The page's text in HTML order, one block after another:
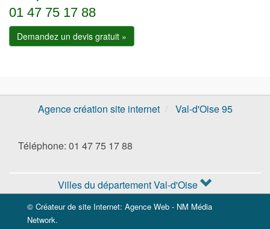
01 47 75 17 88
Demandez un devis gratuit »
Agence création site internet Val-d'Oise 95
Téléphone: 01 47 75 17 88
Villes du département Val-d'Oise
© Créateur de site Internet: Agence Web - NM Média
Network.